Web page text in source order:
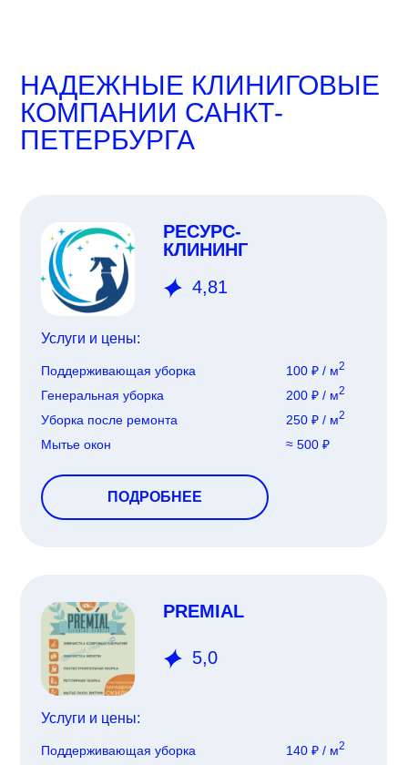
НАДЕЖНЫЕ КЛИНИГОВЫЕ
КОМПАНИИ САНКТ-
ПЕТЕРБУРГА
Услуги и цены:
Поддерживающая уборка
Генеральная уборка
Уборка после ремонта
Мытье окон
100 ₽ / м2
200 ₽ / м2
250 ₽ / м2
≈ 500 ₽
Поддерживающая уборка 140 ₽ / м2
РЕСУРС-
КЛИНИНГ
4,81
ПОДРОБНЕЕ
PREMIAL
Услуги и цены:
5,0